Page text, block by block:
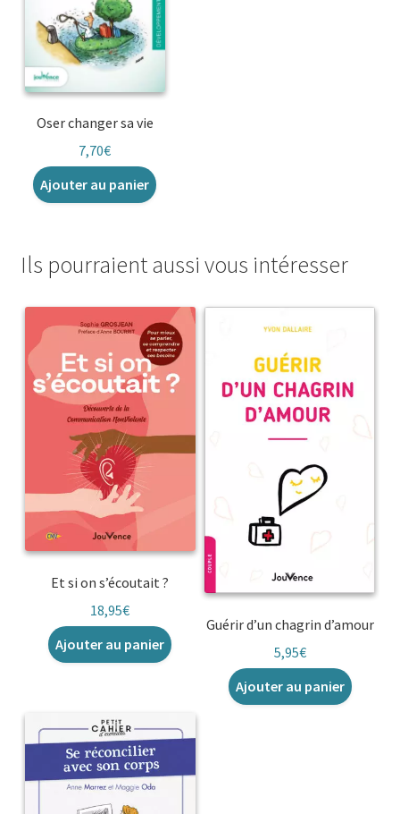
Oser changer sa vie
7,70€
Ajouter au panier
Ils pourraient aussi vous intéresser
Et si on s’écoutait ?
18,95€
Ajouter au panier
Guérir d’un chagrin d’amour
5,95€
Ajouter au panier